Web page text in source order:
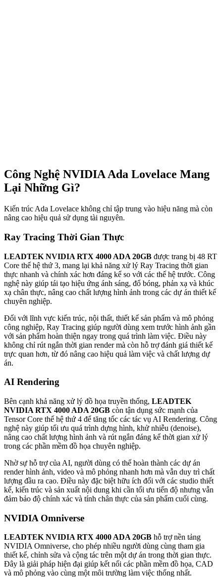
Công Nghệ NVIDIA Ada Lovelace Mang
Lại Những Gì?
Kiến trúc Ada Lovelace không chỉ tập trung vào hiệu năng mà còn
nâng cao hiệu quả sử dụng tài nguyên.
Ray Tracing Thời Gian Thực
LEADTEK NVIDIA RTX 4000 ADA 20GB được trang bị 48 RT
Core thế hệ thứ 3, mang lại khả năng xử lý Ray Tracing thời gian
thực nhanh và chính xác hơn đáng kể so với các thế hệ trước. Công
nghệ này giúp tái tạo hiệu ứng ánh sáng, đổ bóng, phản xạ và khúc
xạ chân thực, nâng cao chất lượng hình ảnh trong các dự án thiết kế
chuyên nghiệp.
Đối với lĩnh vực kiến trúc, nội thất, thiết kế sản phẩm và mô phỏng
công nghiệp, Ray Tracing giúp người dùng xem trước hình ảnh gần
với sản phẩm hoàn thiện ngay trong quá trình làm việc. Điều này
không chỉ rút ngắn thời gian render mà còn hỗ trợ đánh giá thiết kế
trực quan hơn, từ đó nâng cao hiệu quả làm việc và chất lượng dự
án.
AI Rendering
Bên cạnh khả năng xử lý đồ họa truyền thống, LEADTEK
NVIDIA RTX 4000 ADA 20GB còn tận dụng sức mạnh của
Tensor Core thế hệ thứ 4 để tăng tốc các tác vụ AI Rendering. Công
nghệ này giúp tối ưu quá trình dựng hình, khử nhiễu (denoise),
nâng cao chất lượng hình ảnh và rút ngắn đáng kể thời gian xử lý
trong các phần mềm đồ họa chuyên nghiệp.
Nhờ sự hỗ trợ của AI, người dùng có thể hoàn thành các dự án
render hình ảnh, video và mô phỏng nhanh hơn mà vẫn duy trì chất
lượng đầu ra cao. Điều này đặc biệt hữu ích đối với các studio thiết
kế, kiến trúc và sản xuất nội dung khi cần tối ưu tiến độ nhưng vẫn
đảm bảo độ chính xác và tính chân thực của sản phẩm cuối cùng.
NVIDIA Omniverse
LEADTEK NVIDIA RTX 4000 ADA 20GB hỗ trợ nền tảng
NVIDIA Omniverse, cho phép nhiều người dùng cùng tham gia
thiết kế, chỉnh sửa và cộng tác trên một dự án trong thời gian thực.
Đây là giải pháp hiện đại giúp kết nối các phần mềm đồ họa, CAD
và mô phỏng vào cùng một môi trường làm việc thống nhất.